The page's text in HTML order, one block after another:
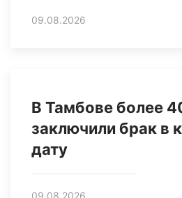
09.08.2026
В Тамбове более
заключили брак в
дату